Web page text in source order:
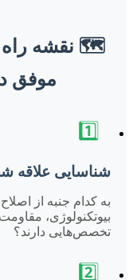
🗺️ نقشه راه
موفق
1️⃣
شناسایی علاقه
به کدام جنبه از
بیوتکنولوژی،
تخصص‌هایی دارند؟
2️⃣